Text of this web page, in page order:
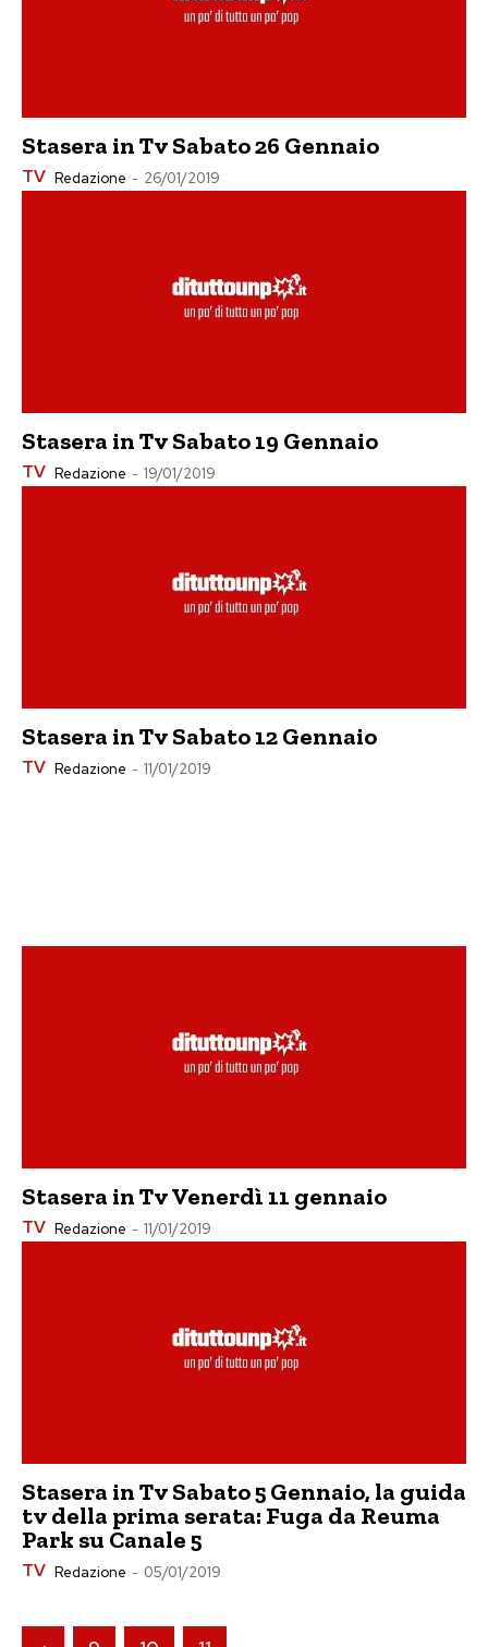
Stasera in Tv Sabato 26 Gennaio
TV Redazione - 26/01/2019
Stasera in Tv Sabato 19 Gennaio
TV Redazione - 19/01/2019
Stasera in Tv Sabato 12 Gennaio
TV Redazione - 11/01/2019
Stasera in Tv Venerdì 11 gennaio
TV Redazione - 11/01/2019
Stasera in Tv Sabato 5 Gennaio, la guida
tv della prima serata: Fuga da Reuma
Park su Canale 5
TV Redazione - 05/01/2019